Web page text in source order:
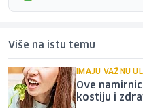
Više na istu temu
IMAJU VAŽNU
Ove
kostiju i